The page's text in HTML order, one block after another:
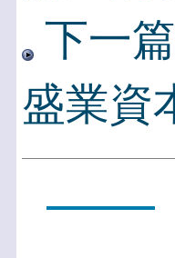
下一
盛業資